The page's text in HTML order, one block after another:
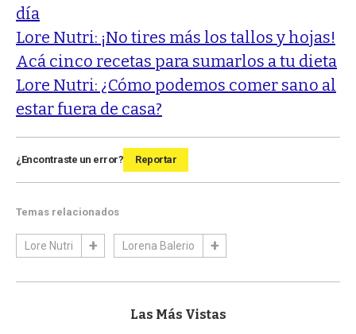
día
Lore Nutri: ¡No tires más los tallos y hojas!
Acá cinco recetas para sumarlos a tu dieta
Lore Nutri: ¿Cómo podemos comer sano al
estar fuera de casa?
¿Encontraste un error? Reportar
Temas relacionados
Lore Nutri Lorena Balerio
Las Más Vistas